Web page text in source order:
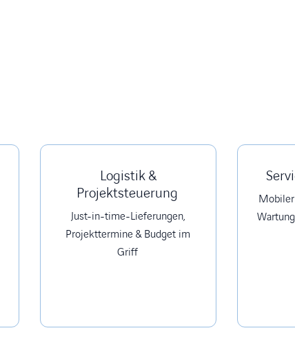
Logistik &
Projektsteuerung
Just-in-time-Lieferungen,
Projekttermine & Budget im
Griff